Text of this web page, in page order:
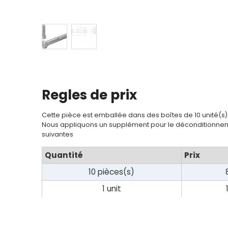
Regles de prix
Cette pièce est emballée dans des boîtes de 10 unité(s)
Nous appliquons un supplément pour le
suivantes
Quantité
Prix
10 pièces(s)
1 unit